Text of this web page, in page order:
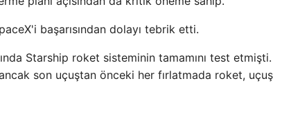
başarısından dolayı tebrik etti.
Starship roket sisteminin tamamını test etmişti.
son uçuştan önceki her fırlatmada roket, uçuş